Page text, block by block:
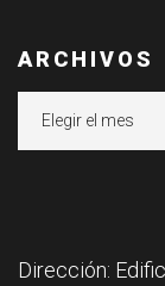
ARCHIVOS
Dirección: